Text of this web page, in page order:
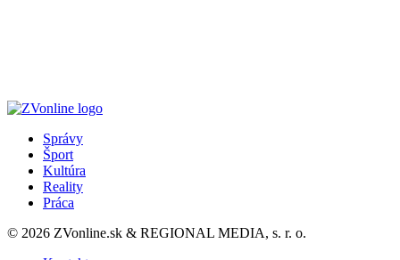
Správy
Šport
Kultúra
Reality
Práca
© 2026 ZVonline.sk & REGIONAL MEDIA, s. r. o.